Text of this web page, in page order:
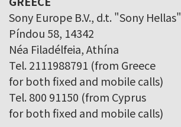
Sony Europe B.V., d.t. "Sony Hellas"
Píndou 58, 14342
Néa Filadélfeia, Athína
Tel. 2111988791 (from Greece
for both fixed and mobile calls)
Tel. 800 91150 (from Cyprus
for both fixed and mobile calls)